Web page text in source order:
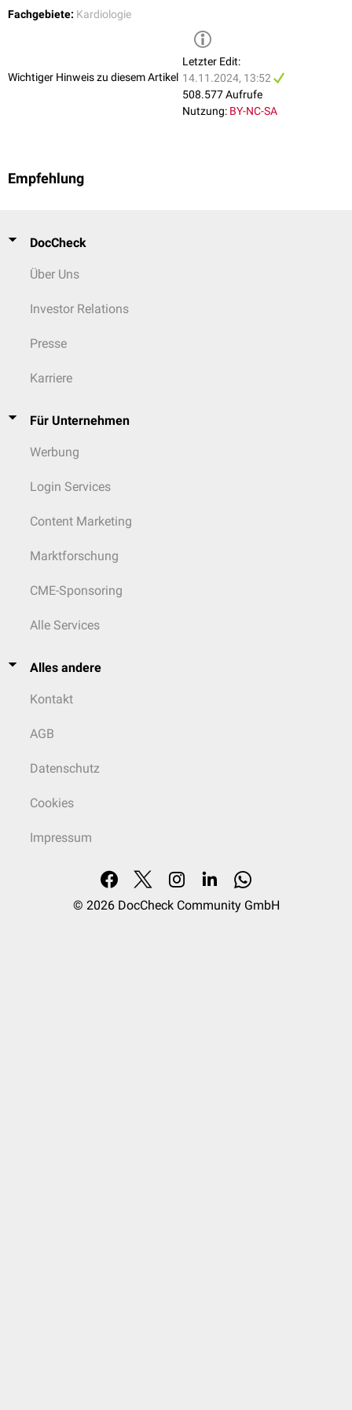
Fachgebiete: Kardiologie
Wichtiger Hinweis zu diesem Artikel
Letzter Edit:
14.11.2024, 13:52
508.577 Aufrufe
Nutzung: BY-NC-SA
Empfehlung
DocCheck
Über Uns
Investor Relations
Presse
Karriere
Für Unternehmen
Werbung
Login Services
Content Marketing
Marktforschung
CME-Sponsoring
Alle Services
Alles andere
Kontakt
AGB
Datenschutz
Cookies
Impressum
© 2026 DocCheck Community GmbH